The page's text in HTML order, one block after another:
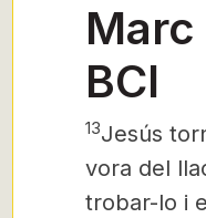
Marc
BCI
13Jesús
vora del
trobar-lo i